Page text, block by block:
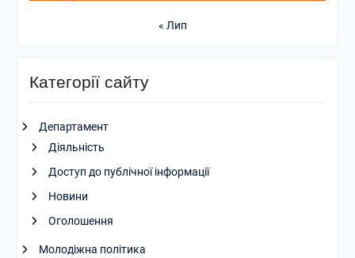
« Лип
Категорії сайту
Департамент
Діяльність
Доступ до публічної інформації
Новини
Оголошення
Молодіжна політика